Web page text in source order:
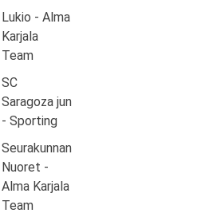
Lukio - Alma
Karjala
Team
SC
Saragoza jun
- Sporting
Seurakunnan
Nuoret -
Alma Karjala
Team